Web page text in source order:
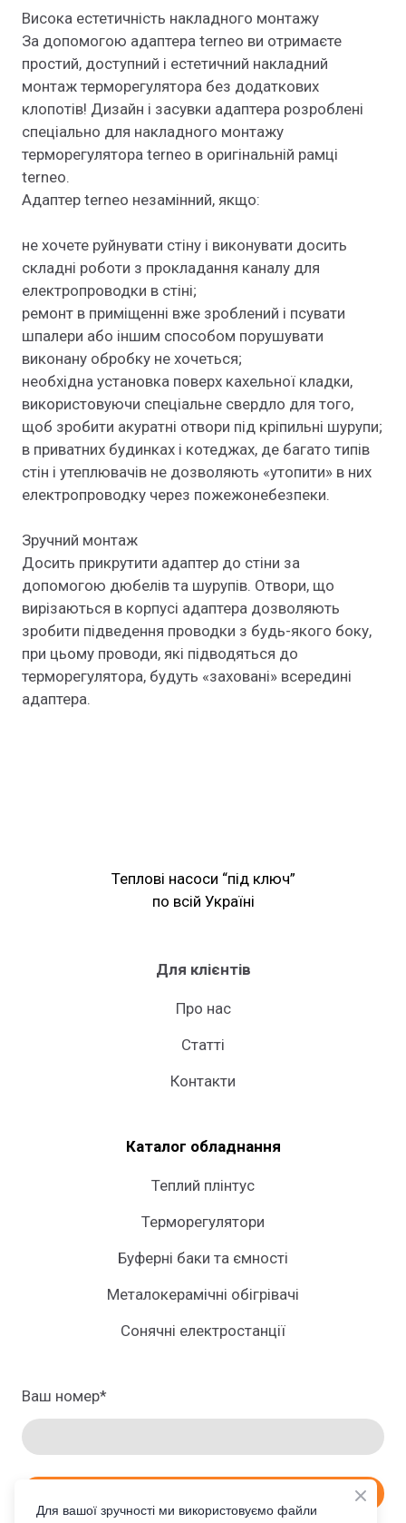
Висока естетичність накладного монтажу
За допомогою адаптера terneo ви отримаєте
простий, доступний і естетичний накладний
монтаж терморегулятора без додаткових
клопотів! Дизайн і засувки адаптера розроблені
спеціально для накладного монтажу
терморегулятора terneo в оригінальній рамці
terneo.
Адаптер terneo незамінний, якщо:
не хочете руйнувати стіну і виконувати досить
складні роботи з прокладання каналу для
електропроводки в стіні;
ремонт в приміщенні вже зроблений і псувати
шпалери або іншим способом порушувати
виконану обробку не хочеться;
необхідна установка поверх кахельної кладки,
використовуючи спеціальне свердло для того,
щоб зробити акуратні отвори під кріпильні шурупи;
в приватних будинках і котеджах, де багато типів
стін і утеплювачів не дозволяють «утопити» в них
електропроводку через пожежонебезпеки.
Зручний монтаж
Досить прикрутити адаптер до стіни за
допомогою дюбелів та шурупів. Отвори, що
вирізаються в корпусі адаптера дозволяють
зробити підведення проводки з будь-якого боку,
при цьому проводи, які підводяться до
терморегулятора, будуть «заховані» всередині
адаптера.
Теплові насоси “під ключ”
по всій Україні
Для клієнтів
Про нас
Статті
Контакти
Каталог обладнання
Теплий плінтус
Терморегулятори
Буферні баки та ємності
Металокерамічні обігрівачі
Сонячні електростанції
Ваш номер*
Для вашої зручності ми використовуємо файли